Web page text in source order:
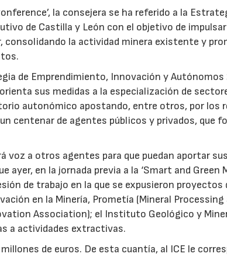
la consejera se ha referido a la
de Castilla y León con el objetivo de
la actividad minera existente y
de Emprendimiento, Innovación y
sus medidas a la especialización de
autonómico apostando, entre otros, por los
centenar de agentes públicos y privados, que
voz a otros agentes para que puedan aportar
ayer, en la jornada previa a la ‘Smart and Green
de trabajo en la que se expusieron proyectos
en la Minería, Prometía (Mineral Processing
Association); el Instituto Geológico y
a actividades extractivas.
de euros. De esta cuantía, al ICE le